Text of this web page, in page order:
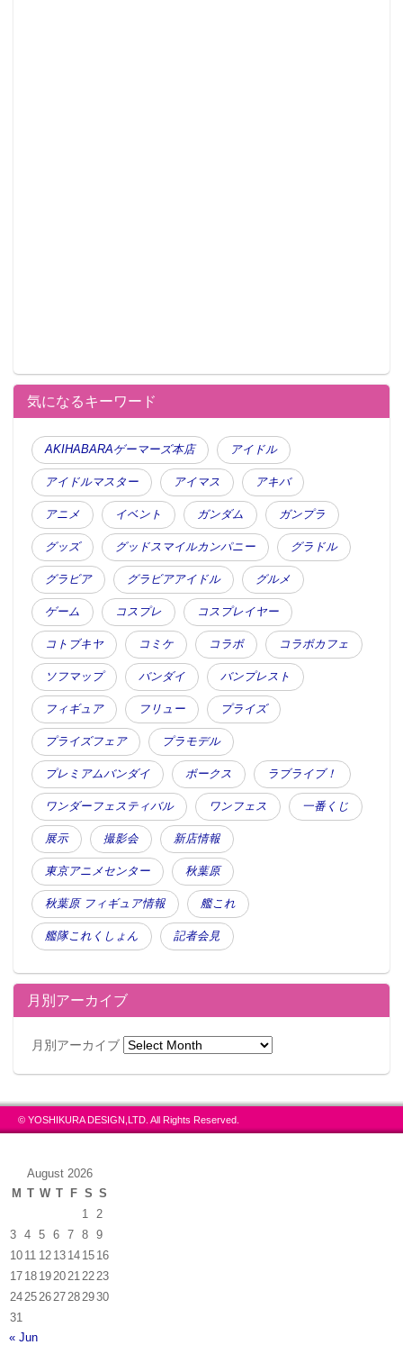
気になるキーワード
AKIHABARAゲーマーズ本店 アイドル
アイドルマスター アイマス アキバ
アニメ イベント ガンダム ガンプラ
グッズ グッドスマイルカンパニー グラドル
グラビア グラビアアイドル グルメ
ゲーム コスプレ コスプレイヤー
コトブキヤ コミケ コラボ コラボカフェ
ソフマップ バンダイ バンプレスト
フィギュア フリュー プライズ
プライズフェア プラモデル
プレミアムバンダイ ボークス ラブライブ！
ワンダーフェスティバル ワンフェス 一番くじ
展示 撮影会 新店情報
東京アニメセンター 秋葉原
秋葉原 フィギュア情報 艦これ
艦隊これくしょん 記者会見
月別アーカイブ
月別アーカイブ
© YOSHIKURA DESIGN,LTD. All Rights Reserved.
August 2026
M T W T F S S
1
2
3
4 5 6 7 8
9
10 11 12 13 14 15 16
17 18 19 20 21 22 23
24 25 26 27 28 2930
31
« Jun